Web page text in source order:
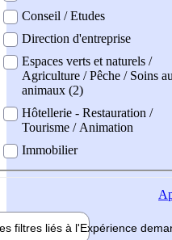
Conseil / Etudes
Direction d'entreprise
Espaces verts et naturels /
Agriculture / Pêche / Soins
animaux (2)
Hôtellerie - Restauration /
Tourisme / Animation
Immobilier
filtres liés à l'Expérience